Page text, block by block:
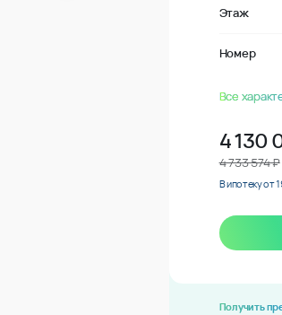
Этаж
Номер
Все
4 130
4 733 574 ₽
В ипотеку от
Получить